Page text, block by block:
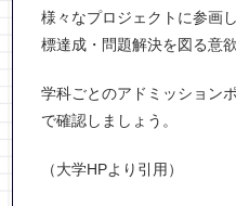
様々なプロジェクトに参画
標達成・問題解決を図る意欲
学科ごとのアドミッション
で確認しましょう。
（大学HPより引用）